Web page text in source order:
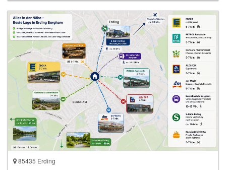
85435 Erding